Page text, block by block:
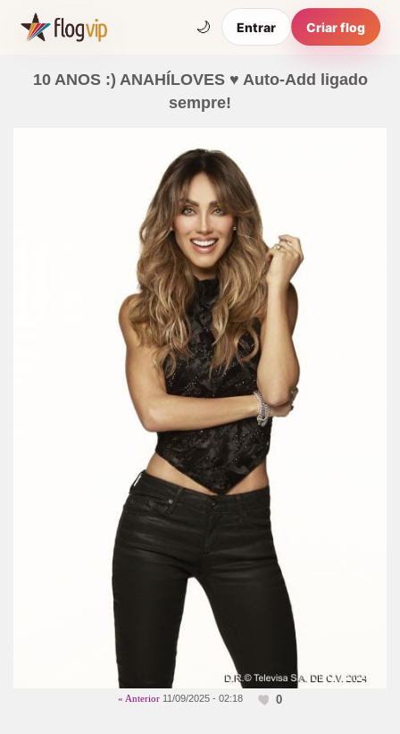
🌙 Entrar Criar flog
10 ANOS :) ANAHÍLOVES ♥ Auto-Add ligado
sempre!
« Anterior 11/09/2025 - 02:18 0